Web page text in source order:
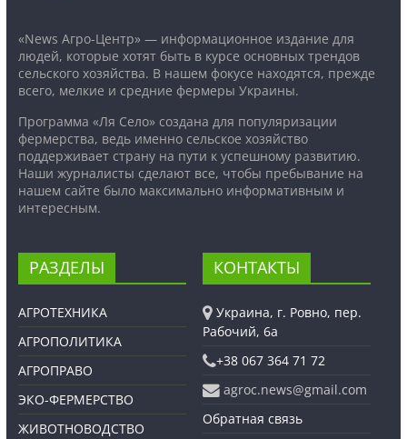
«News Агро-Центр» — информационное издание для
людей, которые хотят быть в курсе основных трендов
сельского хозяйства. В нашем фокусе находятся, прежде
всего, мелкие и средние фермеры Украины.
Программа «Ля Село» создана для популяризации
фермерства, ведь именно сельское хозяйство
поддерживает страну на пути к успешному развитию.
Наши журналисты сделают все, чтобы пребывание на
нашем сайте было максимально информативным и
интересным.
РАЗДЕЛЫ
АГРОТЕХНИКА
АГРОПОЛИТИКА
АГРОПРАВО
ЭКО-ФЕРМЕРСТВО
ЖИВОТНОВОДСТВО
КОНТАКТЫ
Украина, г. Ровно, пер.
Рабочий, 6а
+38 067 364 71 72
agroc.news@gmail.com
Обратная связь